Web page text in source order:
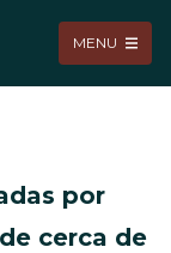
MENU
por
cerca de